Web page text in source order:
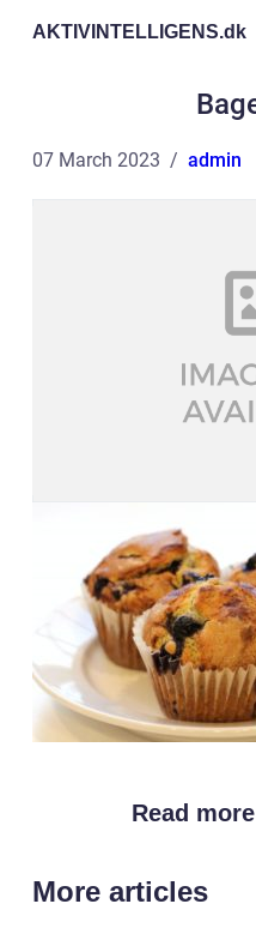
AKTIVINTELLIGENS.dk
07 March 2023 admin
Read
More articles